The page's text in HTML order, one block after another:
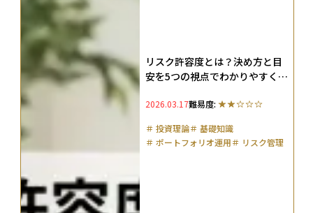
リスク許容度とは？決め方と目
安を5つの視点でわかりやすく解
2026.03.17難易度:
＃ 投資理論＃ 基礎知識
＃ ポートフォリオ運用＃ リスク管理